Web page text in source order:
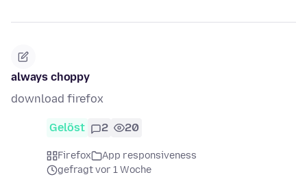
always choppy
download firefox
Gelöst 2 20
Firefox
App responsiveness
gefragt vor 1 Woche